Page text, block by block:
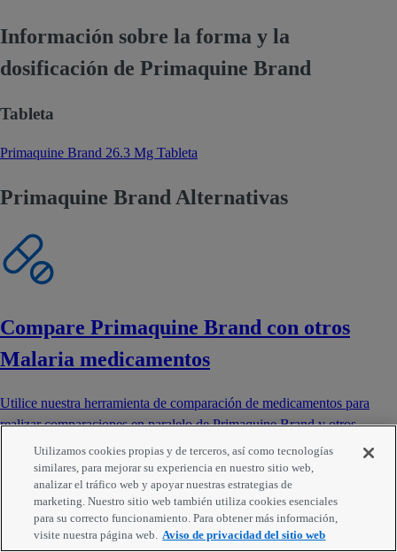
Información sobre la forma y la
dosificación de Primaquine Brand
Tableta
Primaquine Brand 26.3 Mg Tableta
Primaquine Brand Alternativas
Compare Primaquine Brand con otros
Malaria medicamentos
Utilice nuestra herramienta de comparación de medicamentos para
realizar comparaciones en paralelo de Primaquine Brand y otros
medicamentos.
Utilizamos cookies propias y de terceros, así como tecnologías
similares, para mejorar su experiencia en nuestro sitio web,
analizar el tráfico web y apoyar nuestras estrategias de
marketing. Nuestro sitio web también utiliza cookies esenciales
para su correcto funcionamiento. Para obtener más información,
visite nuestra página web. Aviso de privacidad del sitio web